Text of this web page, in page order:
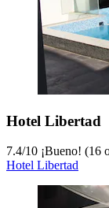
Hotel Libertad
7.4/10 ¡Bueno! (16
Hotel Libertad